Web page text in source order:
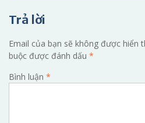
Trả lời
Email của bạn sẽ không được hiển
buộc được đánh dấu *
Bình luận *